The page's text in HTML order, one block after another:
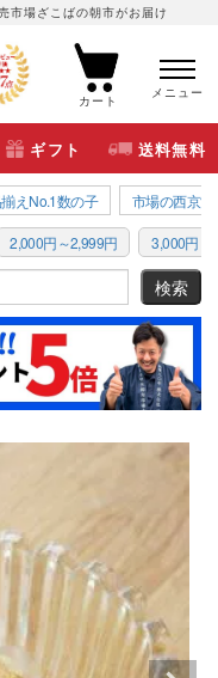
市場ざこばの朝市がお届け
カート
メニュー
ギフト 送料無料
えNo.1数の子 市場の西京漬
2,000円～2,999円 3,000円～